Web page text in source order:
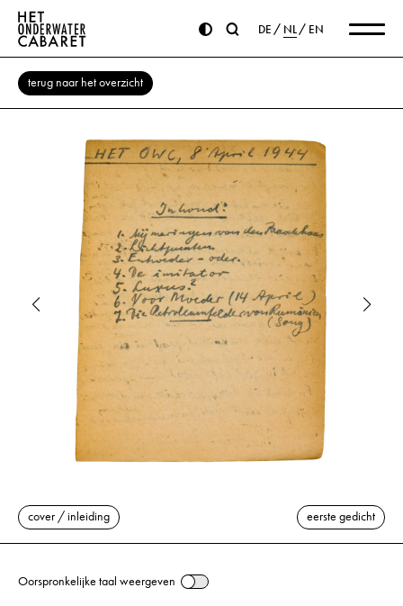
DE NL EN
terug naar het overzicht
cover / inleiding eerste gedicht
Oorspronkelijke taal weergeven